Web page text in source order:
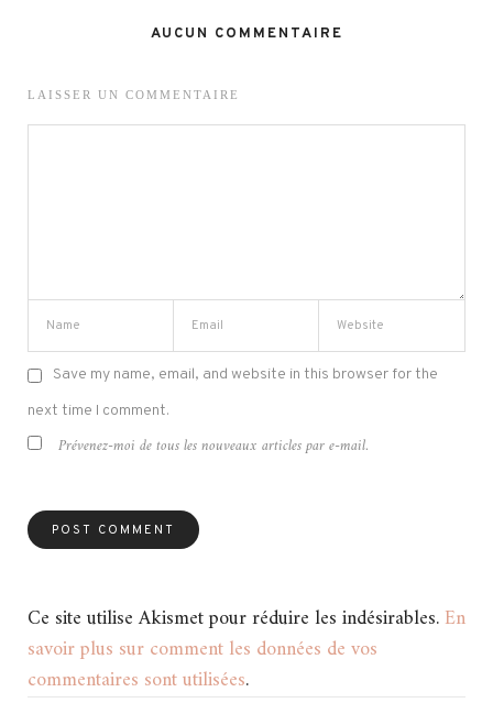
AUCUN COMMENTAIRE
LAISSER UN COMMENTAIRE
Save my name, email, and website in this browser for the
next time I comment.
Prévenez-moi de tous les nouveaux articles par e-mail.
Ce site utilise Akismet pour réduire les indésirables.En
savoir plus sur comment les données de vos
commentaires sont utilisées.